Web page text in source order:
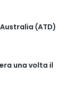
(ATD)
una volta il